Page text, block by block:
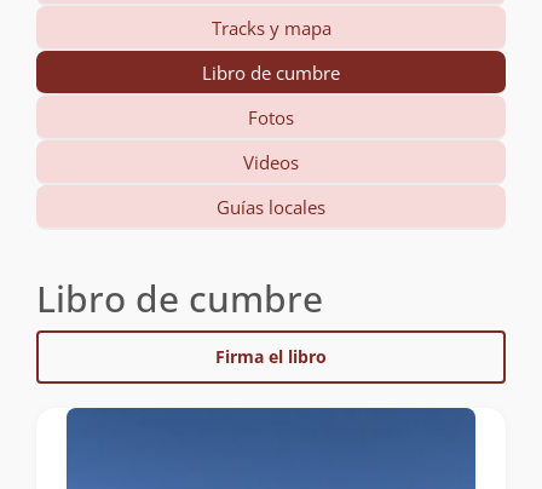
Tracks y mapa
Libro de cumbre
Fotos
Videos
Guías locales
Libro de cumbre
Firma el libro